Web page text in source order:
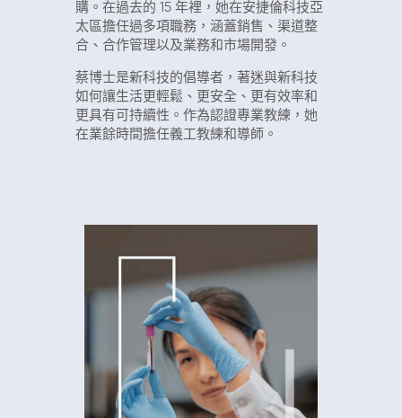
購。在過去的 15 年裡，她在安捷倫科技亞
太區擔任過多項職務，涵蓋銷售、渠道整
合、合作管理以及業務和市場開發。
蔡博士是新科技的倡導者，著迷與新科技
如何讓生活更輕鬆、更安全、更有效率和
更具有可持續性。作為認證專業教練，她
在業餘時間擔任義工教練和導師。